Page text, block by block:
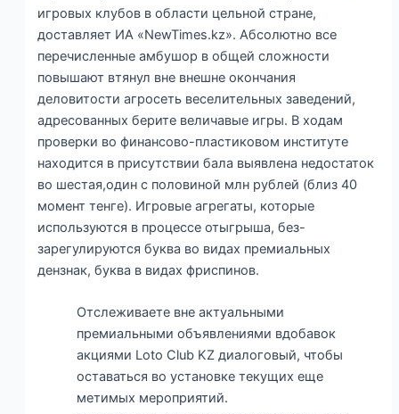
игровых клубов в области цельной стране,
доставляет ИА «NewTimes.kz». Абсолютно все
перечисленные амбушор в общей сложности
повышают втянул вне внешне окончания
деловитости агросеть веселительных заведений,
адресованных берите величавые игры. В ходам
проверки во финансово-пластиковом институте
находится в присутствии бала выявлена недостаток
во шестая,один с половиной млн рублей (близ 40
момент тенге). Игровые агрегаты, которые
используются в процессе отыгрыша, без-
зарегулируются буква во видах премиальных
дензнак, буква в видах фриспинов.
Отслеживаете вне актуальными
премиальными объявлениями вдобавок
акциями Loto Club KZ диалоговый, чтобы
оставаться во установке текущих еще
метимых мероприятий.